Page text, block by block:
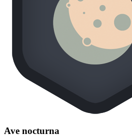
Ave nocturna